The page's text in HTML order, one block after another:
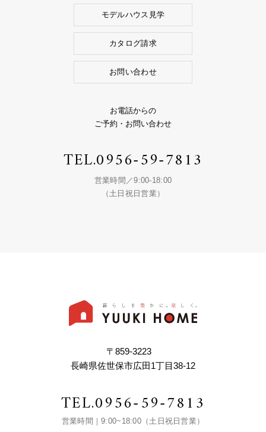
モデルハウス見学
カタログ請求
お問い合わせ
お電話からの
ご予約・お問い合わせ
TEL.0956-59-7813
営業時間／9:00-18:00
（土日祝日営業）
〒859-3223
長崎県佐世保市広田1丁目38-12
TEL.0956-59-7813
営業時間｜9:00~18:00（土日祝日営業）